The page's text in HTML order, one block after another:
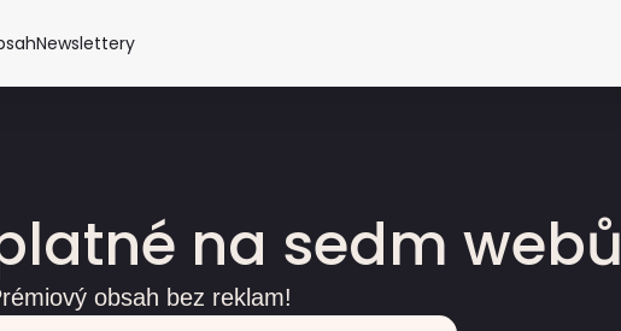
Newslettery
na sedm webů
obsah bez reklam!